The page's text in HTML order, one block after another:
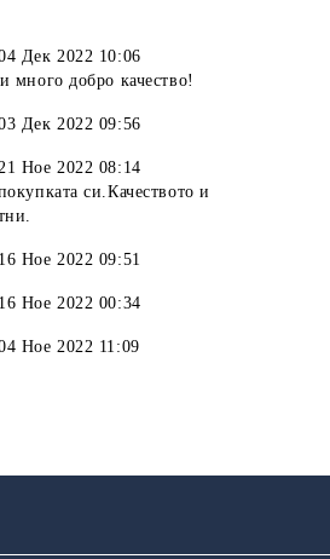
Дек 2022 10:06
много добро качество!
Дек 2022 09:56
Ное 2022 08:14
си.Качеството и
16 Ное 2022 09:51
16 Ное 2022 00:34
Ное 2022 11:09